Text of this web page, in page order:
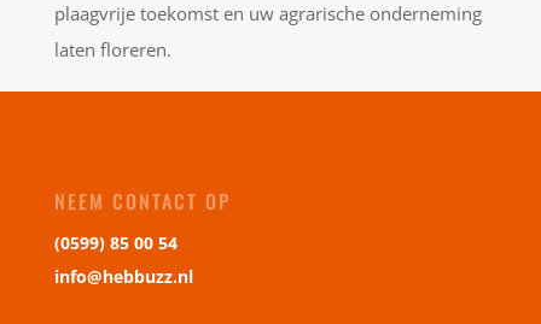
plaagvrije toekomst en uw agrarische onderneming
laten floreren.
NEEM CONTACT OP
(0599) 85 00 54
info@hebbuzz.nl